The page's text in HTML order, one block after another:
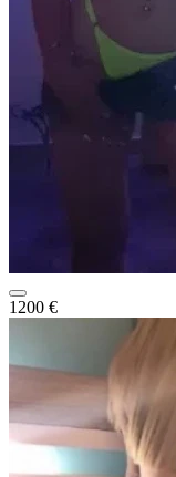
1200 €